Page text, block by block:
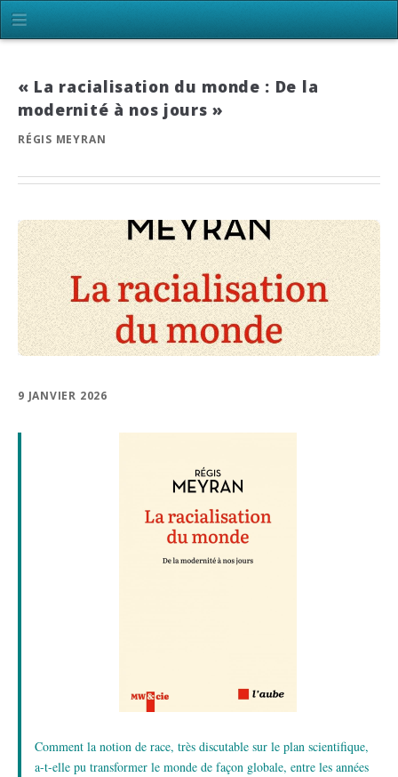
« La racialisation du monde : De la
modernité à nos jours »
RÉGIS MEYRAN
9 JANVIER 2026
Comment la notion de race, très discutable sur le plan scientifique,
a-t-elle pu transformer le monde de façon globale, entre les années